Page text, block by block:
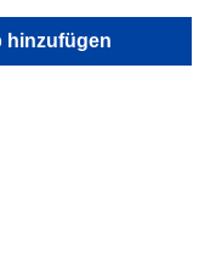
Wert ein
hinzufügen